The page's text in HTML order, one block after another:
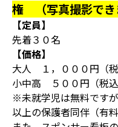
権 （写真撮影でき
【定員】
先着３０名
【価格】
大人 １，０００円（税
小中高 ５００円（税込
※未就学児は無料です
以上の保護者同伴（有